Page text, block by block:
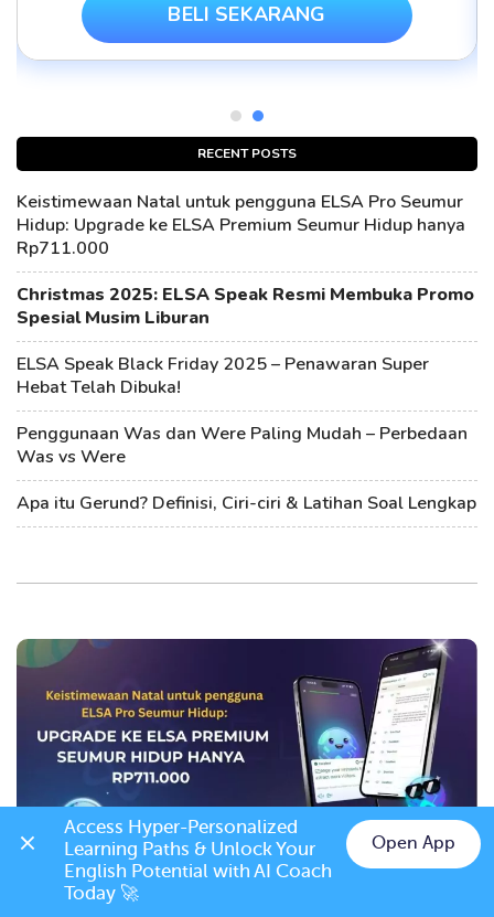
RECENT POSTS
Keistimewaan Natal untuk pengguna ELSA Pro Seumur
Hidup: Upgrade ke ELSA Premium Seumur Hidup hanya
Rp711.000
Christmas 2025: ELSA Speak Resmi Membuka Promo
Spesial Musim Liburan
ELSA Speak Black Friday 2025 – Penawaran Super
Hebat Telah Dibuka!
Penggunaan Was dan Were Paling Mudah – Perbedaan
Was vs Were
Apa itu Gerund? Definisi, Ciri-ciri & Latihan Soal Lengkap
BELI SEKARANG
Keistimewaan Natal untuk pengguna ELSA Pro
Seumur Hidup: Upgrade ke ELSA Premium
Access Hyper-Personalized
Learning Paths & Unlock Your
English Potential with AI Coach
Today 🚀
Open App